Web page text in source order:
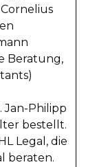
Beratung,
Jan-Philipp
bestellt.
Legal, die
beraten.